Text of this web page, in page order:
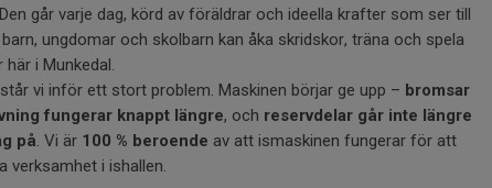
går varje dag, körd av föräldrar och ideella krafter som ser till
ungdomar och skolbarn kan åka skridskor, träna och spela
här i Munkedal.
vi inför ett stort problem. Maskinen börjar ge upp – bromsar
fungerar knappt längre, och reservdelar går inte längre
på. Vi är 100 % beroende av att ismaskinen fungerar för att
verksamhet i ishallen.